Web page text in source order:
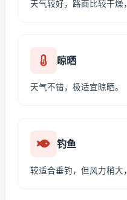
天气较好，路面比较干燥
晾晒
天气不错，极适宜晾晒。
钓鱼
较适合垂钓，但风力稍大